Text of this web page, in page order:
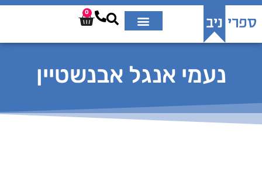
0
נעמי אנגל אבנשטיין